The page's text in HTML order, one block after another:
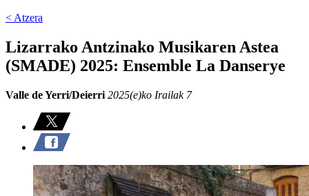
< Atzera
Lizarrako Antzinako Musikaren Astea
(SMADE) 2025: Ensemble La Danserye
Valle de Yerri/Deierri 2025(e)ko Irailak 7